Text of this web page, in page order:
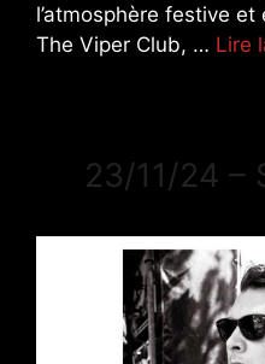
l’atmosphère festive et
The Viper Club, … Lire
23/11/24 –